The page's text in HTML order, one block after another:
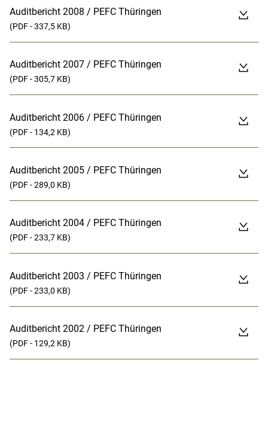
Auditbericht 2008 / PEFC Thüringen
(PDF - 337,5 KB)
Auditbericht 2007 / PEFC Thüringen
(PDF - 305,7 KB)
Auditbericht 2006 / PEFC Thüringen
(PDF - 134,2 KB)
Auditbericht 2005 / PEFC Thüringen
(PDF - 289,0 KB)
Auditbericht 2004 / PEFC Thüringen
(PDF - 233,7 KB)
Auditbericht 2003 / PEFC Thüringen
(PDF - 233,0 KB)
Auditbericht 2002 / PEFC Thüringen
(PDF - 129,2 KB)